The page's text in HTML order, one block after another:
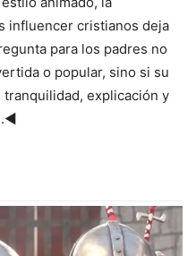
influencer cristianos deja
para los padres no
o popular, sino si su
explicación y